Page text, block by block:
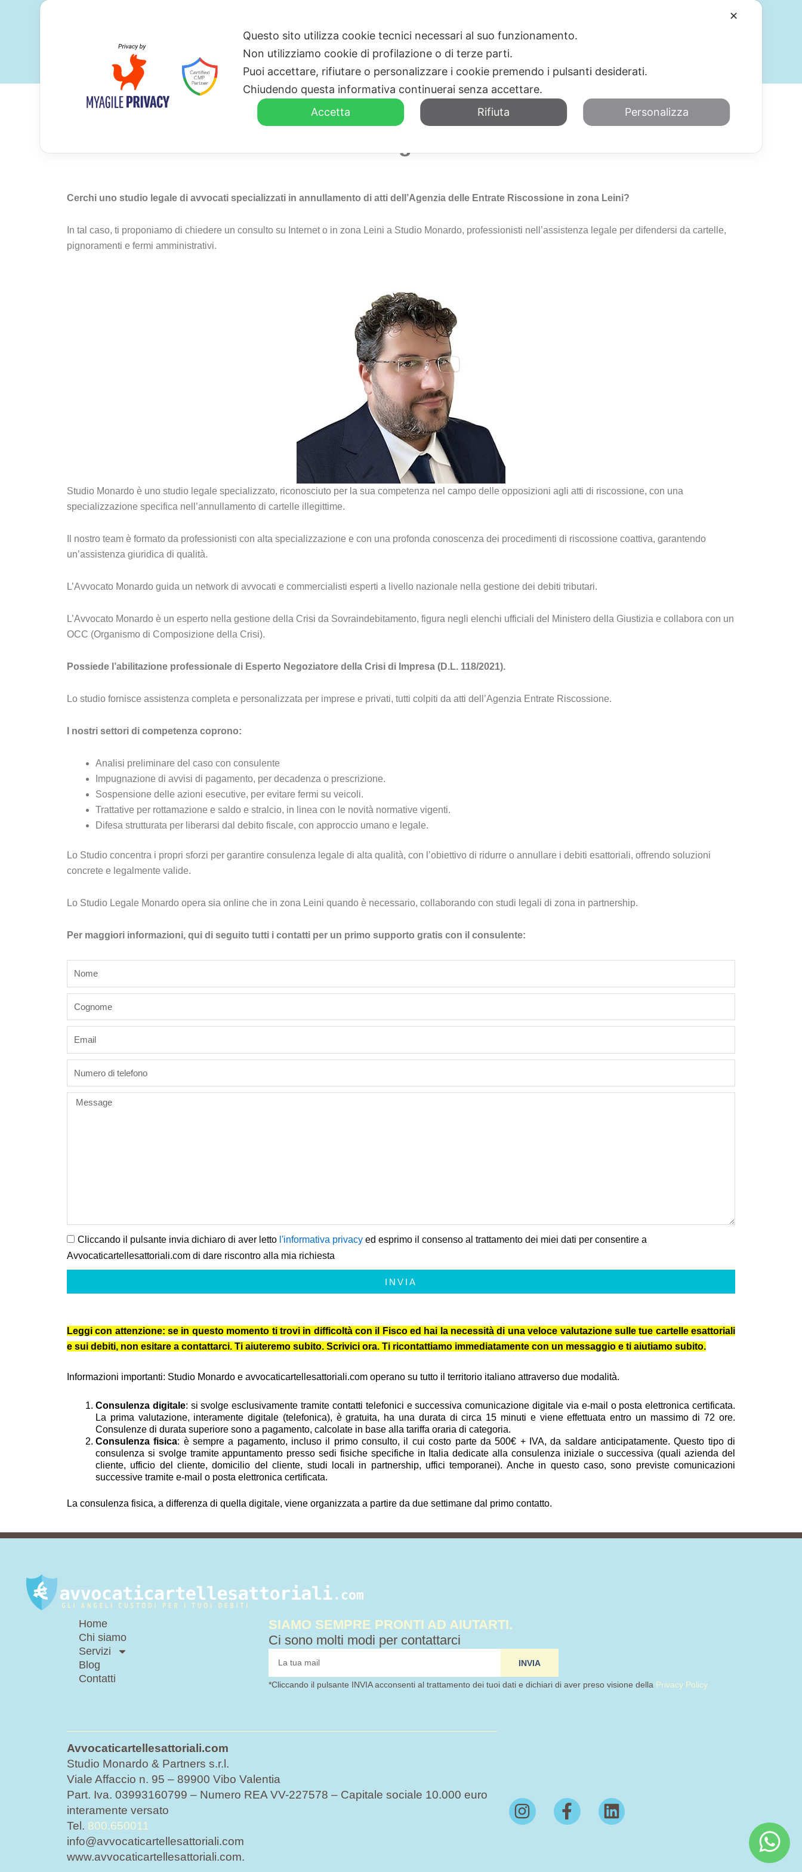
HOME CHI SIAMO SERVIZI
Cerchi uno studio legale di avvocati specializzati in annullamento di atti dell’Agenzia delle Entrate Riscossione in zona Leini?
In tal caso, ti proponiamo di chiedere un consulto su Internet o in zona Leini a Studio Monardo, professionisti nell’assistenza legale per difendersi da cartelle,
pignoramenti e fermi amministrativi.
Studio Monardo è uno studio legale specializzato, riconosciuto per la sua competenza nel campo delle opposizioni agli atti di riscossione, con una
specializzazione specifica nell’annullamento di cartelle illegittime.
Il nostro team è formato da professionisti con alta specializzazione e con una profonda conoscenza dei procedimenti di riscossione coattiva, garantendo
un’assistenza giuridica di qualità.
L’Avvocato Monardo guida un network di avvocati e commercialisti esperti a livello nazionale nella gestione dei debiti tributari.
L’Avvocato Monardo è un esperto nella gestione della Crisi da Sovraindebitamento, figura negli elenchi ufficiali del Ministero della Giustizia e collabora con un
OCC (Organismo di Composizione della Crisi).
Possiede l’abilitazione professionale di Esperto Negoziatore della Crisi di Impresa (D.L. 118/2021).
Lo studio fornisce assistenza completa e personalizzata per imprese e privati, tutti colpiti da atti dell’Agenzia Entrate Riscossione.
I nostri settori di competenza coprono:
Analisi preliminare del caso con consulente
Impugnazione di avvisi di pagamento, per decadenza o prescrizione.
Sospensione delle azioni esecutive, per evitare fermi su veicoli.
Trattative per rottamazione e saldo e stralcio, in linea con le novità normative vigenti.
Difesa strutturata per liberarsi dal debito fiscale, con approccio umano e legale.
Lo Studio concentra i propri sforzi per garantire consulenza legale di alta qualità, con l’obiettivo di ridurre o annullare i debiti esattoriali, offrendo soluzioni
concrete e legalmente valide.
Lo Studio Legale Monardo opera sia online che in zona Leini quando è necessario, collaborando con studi legali di zona in partnership.
Per maggiori informazioni, qui di seguito tutti i contatti per un primo supporto gratis con il consulente:
Message
Cliccando il pulsante invia dichiaro di aver letto l'informativa privacy ed esprimo il consenso al trattamento dei miei dati per consentire a
Avvocaticartellesattoriali.com di dare riscontro alla mia richiesta
INVIA
Leggi con attenzione: se in questo momento ti trovi in difficoltà con il Fisco ed hai la necessità di una veloce valutazione sulle tue cartelle esattoriali
e sui debiti, non esitare a contattarci. Ti aiuteremo subito. Scrivici ora. Ti ricontattiamo immediatamente con un messaggio e ti aiutiamo subito.
Informazioni importanti: Studio Monardo e avvocaticartellesattoriali.com operano su tutto il territorio italiano attraverso due modalità.
Consulenza digitale: si svolge esclusivamente tramite contatti telefonici e successiva comunicazione digitale via e-mail o posta elettronica certificata.
La prima valutazione, interamente digitale (telefonica), è gratuita, ha una durata di circa 15 minuti e viene effettuata entro un massimo di 72 ore.
Consulenze di durata superiore sono a pagamento, calcolate in base alla tariffa oraria di categoria.
Consulenza fisica: è sempre a pagamento, incluso il primo consulto, il cui costo parte da 500€ + IVA, da saldare anticipatamente. Questo tipo di
consulenza si svolge tramite appuntamento presso sedi fisiche specifiche in Italia dedicate alla consulenza iniziale o successiva (quali azienda del
cliente, ufficio del cliente, domicilio del cliente, studi locali in partnership, uffici temporanei). Anche in questo caso, sono previste comunicazioni
successive tramite e-mail o posta elettronica certificata.
La consulenza fisica, a differenza di quella digitale, viene organizzata a partire da due settimane dal primo contatto.
Home
Chi siamo
Servizi
Blog
Contatti
SIAMO SEMPRE PRONTI AD AIUTARTI.
Ci sono molti modi per contattarci
INVIA
*Cliccando il pulsante INVIA acconsenti al trattamento dei tuoi dati e dichiari di aver preso visione della Privacy Policy
Avvocaticartellesattoriali.com
Studio Monardo & Partners s.r.l.
Viale Affaccio n. 95 – 89900 Vibo Valentia
Part. Iva. 03993160799 – Numero REA VV-227578 – Capitale sociale 10.000 euro
interamente versato
Tel. 800.650011
info@avvocaticartellesattoriali.com
www.avvocaticartellesattoriali.com.
I
n
F
a
L
i
✕
Questo sito utilizza cookie tecnici necessari al suo funzionamento.
Non utilizziamo cookie di profilazione o di terze parti.
Puoi accettare, rifiutare o personalizzare i cookie premendo i pulsanti desiderati.
Chiudendo questa informativa continuerai senza accettare.
Accetta
Rifiuta Personalizza